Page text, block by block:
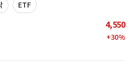
ETF
4,550
+30%